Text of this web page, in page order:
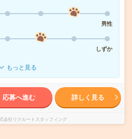
男性
しずか
もっと見る
応募へ進む 詳しく見る
会社リクルートスタッフィング